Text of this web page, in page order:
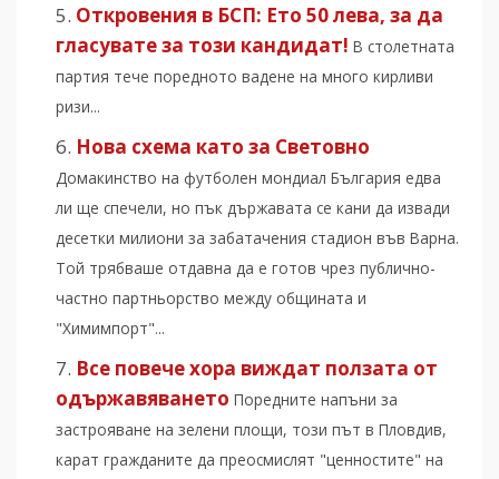
Откровения в БСП: Ето 50 лева, за да
гласувате за този кандидат! В столетната
партия тече поредното вадене на много кирливи
ризи...
Нова схема като за Световно
Домакинство на футболен мондиал България едва
ли ще спечели, но пък държавата се кани да извади
десетки милиони за забатачения стадион във Варна.
Той трябваше отдавна да е готов чрез публично-
частно партньорство между общината и
"Химимпорт"...
Все повече хора виждат ползата от
одържавяването Поредните напъни за
застрояване на зелени площи, този път в Пловдив,
карат гражданите да преосмислят "ценностите" на